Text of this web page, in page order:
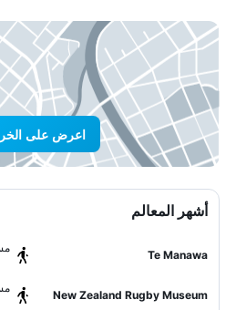
اعرض على
أشهر المعالم
Te Manawa
New Zealand Rugby Museum